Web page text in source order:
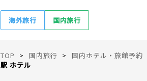
海外旅行 国内旅行
TOP 国内旅行 国内ホテル・旅館予約
駅 ホテル